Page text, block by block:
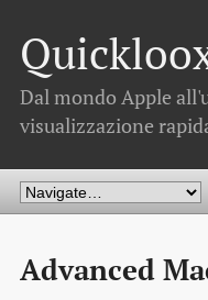
Dal mondo Apple
visualizzazione
Advanced